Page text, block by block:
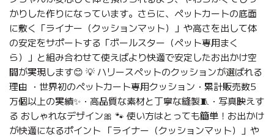
かりした作りになっています。さらに、ペットカートの底面
に敷く「ライナー（クッションマット）」や高さを出して体
の安定をサポートする「ボールスター（ペット専用まく
ら）」と組み合わせて使えばより快適で安定したお出かけ空
間が実現します😊 💡 ハリースペットのクッションが選ばれる
理由 ・世界初のペットカート専用クッション・累計販売数5
万個以上の実績✨・高品質な素材と丁寧な縫製🧵・写真映えす
る おしゃれなデザイン🎀 🐾 使い方はとっても簡単！お出かけ
が快適になるポイント 「ライナー（クッションマット）」や